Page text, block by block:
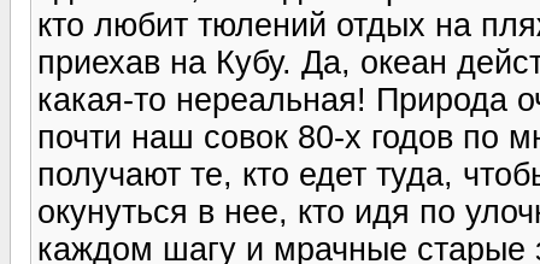
кто любит тюлений отдых на
приехав на Кубу. Да, океан
какая-то нереальная! Природа
почти наш совок 80-х годов по
получают те, кто едет туда,
окунуться в нее, кто идя по
каждом шагу и мрачные старые